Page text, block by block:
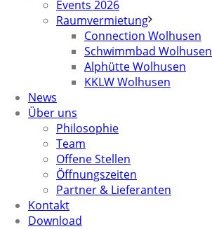
Events 2026
Raumvermietung
Connection Wolhusen
Schwimmbad Wolhusen
Alphütte Wolhusen
KKLW Wolhusen
News
Über uns
Philosophie
Team
Offene Stellen
Öffnungszeiten
Partner & Lieferanten
Kontakt
Download